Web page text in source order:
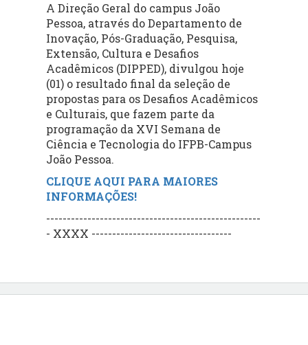
ADireção Geral do campus João
Pessoa, através do Departamento de
Inovação, Pós-Graduação, Pesquisa,
Extensão, Cultura e Desafios
Acadêmicos (DIPPED), divulgou hoje
(01) o resultado final da seleção de
propostas para os Desafios Acadêmicos
e Culturais, que fazem parte da
programação da XVI Semana de
Ciência e Tecnologia do IFPB-Campus
João Pessoa.
CLIQUE AQUI PARA MAIORES
INFORMAÇÕES!
----------------------------------------------------
- XXXX ----------------------------------